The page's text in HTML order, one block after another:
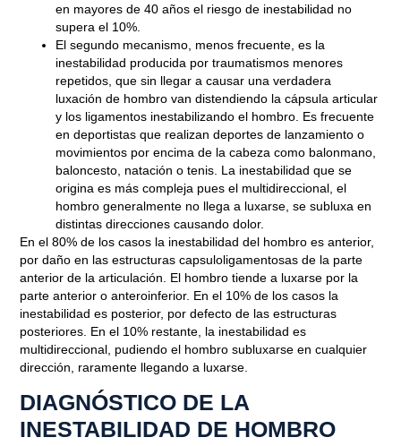
en mayores de 40 años el riesgo de inestabilidad no
supera el 10%.
El segundo mecanismo, menos frecuente, es la
inestabilidad producida por traumatismos menores
repetidos, que sin llegar a causar una verdadera
luxación de hombro van distendiendo la cápsula articular
y los ligamentos inestabilizando el hombro. Esfrecuente
en deportistas que realizan deportes de lanzamiento o
movimientos por encima de la cabeza como balonmano,
baloncesto, natación o tenis. La inestabilidad que se
origina es más compleja pues el multidireccional, el
hombro generalmente no llega a luxarse, se subluxa en
distintas direcciones causando dolor.
En el 80% de los casos la inestabilidad del hombro es anterior,
por daño en las estructuras capsuloligamentosas de la parte
anterior de la articulación. El hombro tiende a luxarse por la
parte anterior o anteroinferior. En el 10% de los casos la
inestabilidad es posterior, por defecto de las estructuras
posteriores. En el 10% restante, la inestabilidad es
multidireccional, pudiendo el hombro subluxarse en cualquier
dirección, raramente llegando a luxarse.
DIAGNÓSTICO DE LA
INESTABILIDAD DE HOMBRO